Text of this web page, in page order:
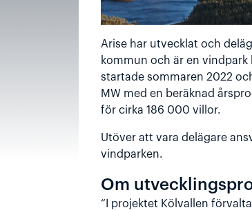
Arise har utvecklat och
kommun och är en
startade sommaren 2022
MW med en beräknad
för cirka 186 000 villor.
Utöver att vara delägare
vindparken.
Om
“I projektet Kölvallen